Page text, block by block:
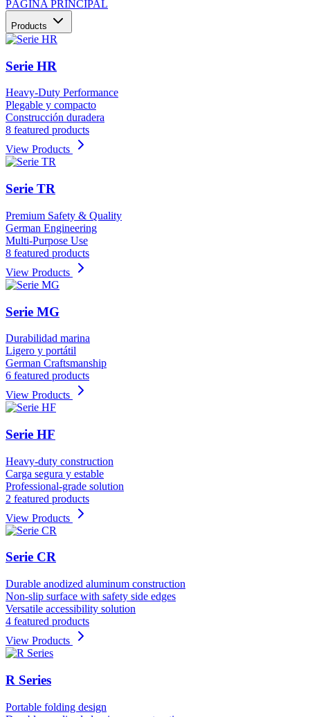
PÁGINA PRINCIPAL
Products
Serie HR
Heavy-Duty Performance
Plegable y compacto
Construcción duradera
8 featured products
View Products
Serie TR
Premium Safety & Quality
German Engineering
Multi-Purpose Use
8 featured products
View Products
Serie MG
Durabilidad marina
Ligero y portátil
German Craftsmanship
6 featured products
View Products
Serie HF
Heavy-duty construction
Carga segura y estable
Professional-grade solution
2 featured products
View Products
Serie CR
Durable anodized aluminum construction
Non-slip surface with safety side edges
Versatile accessibility solution
4 featured products
View Products
R Series
Portable folding design